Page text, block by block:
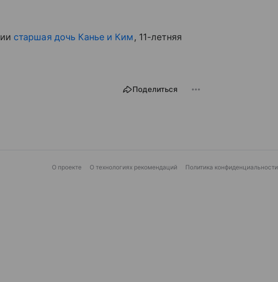
старшая дочь Канье и Ким , 11-летняя
Поделиться
О проекте О технологиях рекомендаций Политика конфиденциальности